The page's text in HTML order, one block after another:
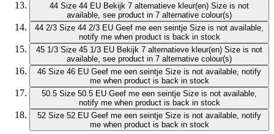
44 Size 44 EU Bekijk 7 alternatieve kleur(en) Size is not
available, see product in 7 alternative colour(s)
44 2/3 Size 44 2/3 EU Geef me een seintje Size is not available,
notify me when product is back in stock
45 1/3 Size 45 1/3 EU Bekijk 7 alternatieve kleur(en) Size is not
available, see product in 7 alternative colour(s)
46 Size 46 EU Geef me een seintje Size is not available, notify
me when product is back in stock
50.5 Size 50.5 EU Geef me een seintje Size is not available,
notify me when product is back in stock
52 Size 52 EU Geef me een seintje Size is not available, notify
me when product is back in stock